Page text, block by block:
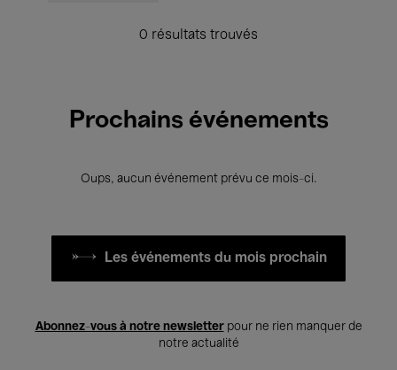
0 résultats trouvés
Prochains événements
Oups, aucun événement prévu ce mois-ci.
Les événements du mois prochain
Abonnez-vous à notre newsletterpour ne rien manquer de
notre actualité